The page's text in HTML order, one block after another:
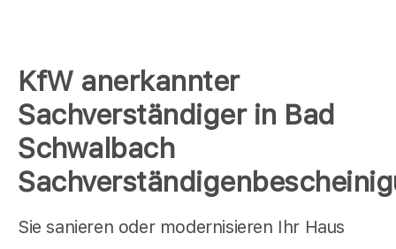
KfW anerkannter
Sachverständiger in Bad
Schwalbach
Sie sanieren oder modernisieren Ihr Haus